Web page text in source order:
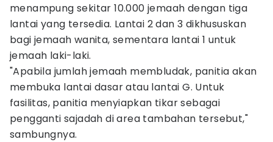
menampung sekitar 10.000 jemaah dengan tiga
lantai yang tersedia. Lantai 2 dan 3 dikhususkan
bagi jemaah wanita, sementara lantai 1 untuk
jemaah laki-laki.
"Apabila jumlah jemaah membludak, panitia akan
membuka lantai dasar atau lantai G. Untuk
fasilitas, panitia menyiapkan tikar sebagai
pengganti sajadah di area tambahan tersebut,"
sambungnya.